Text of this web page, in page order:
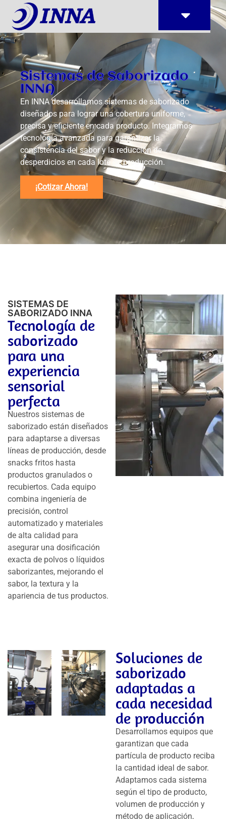
Sistemas de Saborizado
INNA
En INNA desarrollamos sistemas de saborizado
diseñados para lograr una cobertura uniforme,
precisa y eficiente en cada producto. Integramos
tecnología avanzada para garantizar la
consistencia del sabor y la reducción de
desperdicios en cada lote de producción.
¡Cotizar Ahora!
SISTEMAS DE
SABORIZADO INNA
Tecnología de
saborizado
para una
experiencia
sensorial
perfecta
Nuestros sistemas de
saborizado están diseñados
para adaptarse a diversas
líneas de producción, desde
snacks fritos hasta
productos granulados o
recubiertos. Cada equipo
combina ingeniería de
precisión, control
automatizado y materiales
de alta calidad para
asegurar una dosificación
exacta de polvos o líquidos
saborizantes, mejorando el
sabor, la textura y la
apariencia de tus productos.
Soluciones de
saborizado
adaptadas a
cada necesidad
de producción
Desarrollamos equipos que
garantizan que cada
partícula de producto reciba
la cantidad ideal de sabor.
Adaptamos cada sistema
según el tipo de producto,
volumen de producción y
método de aplicación,